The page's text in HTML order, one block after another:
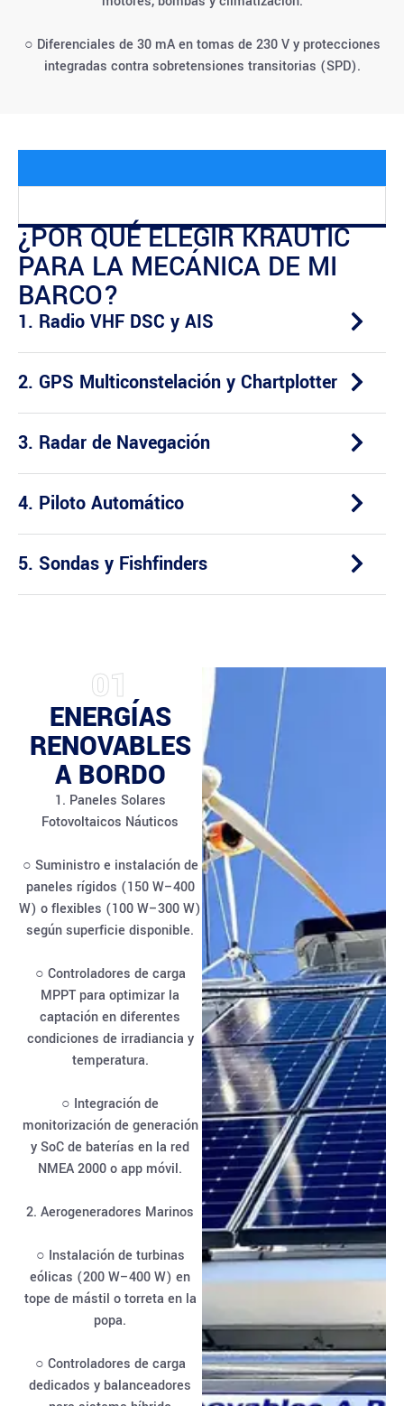
○ Diferenciales de 30 mA en tomas de 230 V y protecciones
integradas contra sobretensiones transitorias (SPD).
¿POR QUÉ ELEGIR KRAUTIC
PARA LA MECÁNICA DE MI
BARCO?
1. Radio VHF DSC y AIS
2. GPS Multiconstelación y Chartplotter
3. Radar de Navegación
4. Piloto Automático
5. Sondas y Fishfinders
01
ENERGÍAS
RENOVABLES
A BORDO
1. Paneles Solares
Fotovoltaicos Náuticos
○ Suministro e instalación de
paneles rígidos (150 W–400
W) o flexibles (100 W–300 W)
según superficie disponible.
○ Controladores de carga
MPPT para optimizar la
captación en diferentes
condiciones de irradiancia y
temperatura.
○ Integración de
monitorización de generación
y SoC de baterías en la red
NMEA 2000 o app móvil.
2. Aerogeneradores Marinos
○ Instalación de turbinas
eólicas (200 W–400 W) en
tope de mástil o torreta en la
popa.
○ Controladores de carga
dedicados y balanceadores